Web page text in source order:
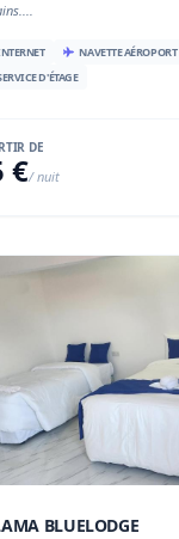
NAVETTE AÉROPORT
D'ÉTAGE
DE
€/ nuit
BLUELODGE